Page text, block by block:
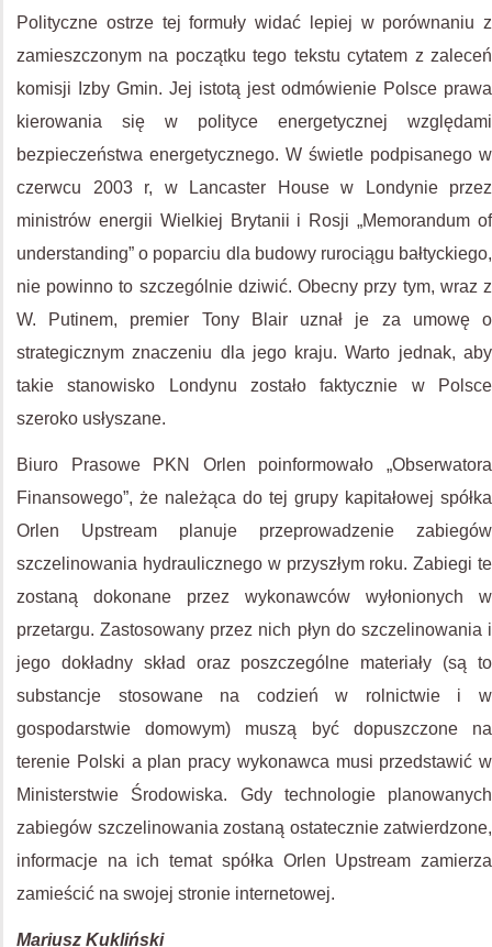
Polityczne ostrze tej formuły widać lepiej w porównaniu z
zamieszczonym na początku tego tekstu cytatem z zaleceń
komisji Izby Gmin. Jej istotą jest odmówienie Polsce prawa
kierowania się w polityce energetycznej względami
bezpieczeństwa energetycznego. W świetle podpisanego w
czerwcu 2003 r, w Lancaster House w Londynie przez
ministrów energii Wielkiej Brytanii i Rosji „Memorandum of
understanding” o poparciu dla budowy rurociągu bałtyckiego,
nie powinno to szczególnie dziwić. Obecny przy tym, wraz z
W. Putinem, premier Tony Blair uznał je za umowę o
strategicznym znaczeniu dla jego kraju. Warto jednak, aby
takie stanowisko Londynu zostało faktycznie w Polsce
szeroko usłyszane.
Biuro Prasowe PKN Orlen poinformowało „Obserwatora
Finansowego”, że należąca do tej grupy kapitałowej spółka
Orlen Upstream planuje przeprowadzenie zabiegów
szczelinowania hydraulicznego w przyszłym roku. Zabiegi te
zostaną dokonane przez wykonawców wyłonionych w
przetargu. Zastosowany przez nich płyn do szczelinowania i
jego dokładny skład oraz poszczególne materiały (są to
substancje stosowane na codzień w rolnictwie i w
gospodarstwie domowym) muszą być dopuszczone na
terenie Polski a plan pracy wykonawca musi przedstawić w
Ministerstwie Środowiska. Gdy technologie planowanych
zabiegów szczelinowania zostaną ostatecznie zatwierdzone,
informacje na ich temat spółka Orlen Upstream zamierza
zamieścić na swojej stronie internetowej.
Mariusz Kukliński